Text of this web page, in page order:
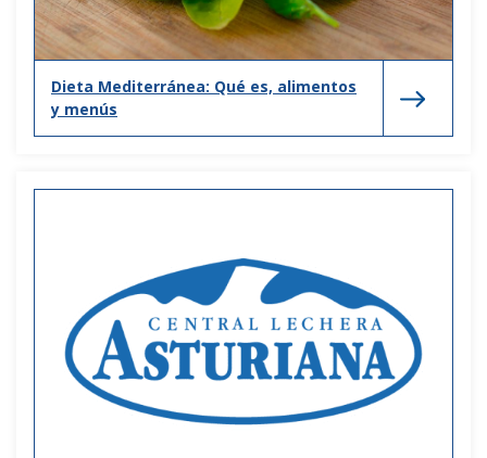
Dieta Mediterránea: Qué es, alimentos
y menús